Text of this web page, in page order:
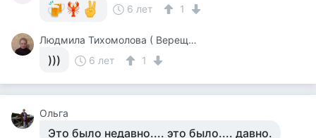
6 лет
1
Людмила Тихомолова ( Верещагина )
))) 6 лет 1
Ольга
Это было недавно.... это было.... давно.